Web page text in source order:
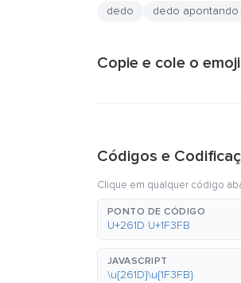
dedo dedo apontando
Copie e cole o
Códigos e
Clique em qualquer código
PONTO DE CÓDIGO
U+261D U+1F3FB
JAVASCRIPT
\u{261D}\u{1F3FB}